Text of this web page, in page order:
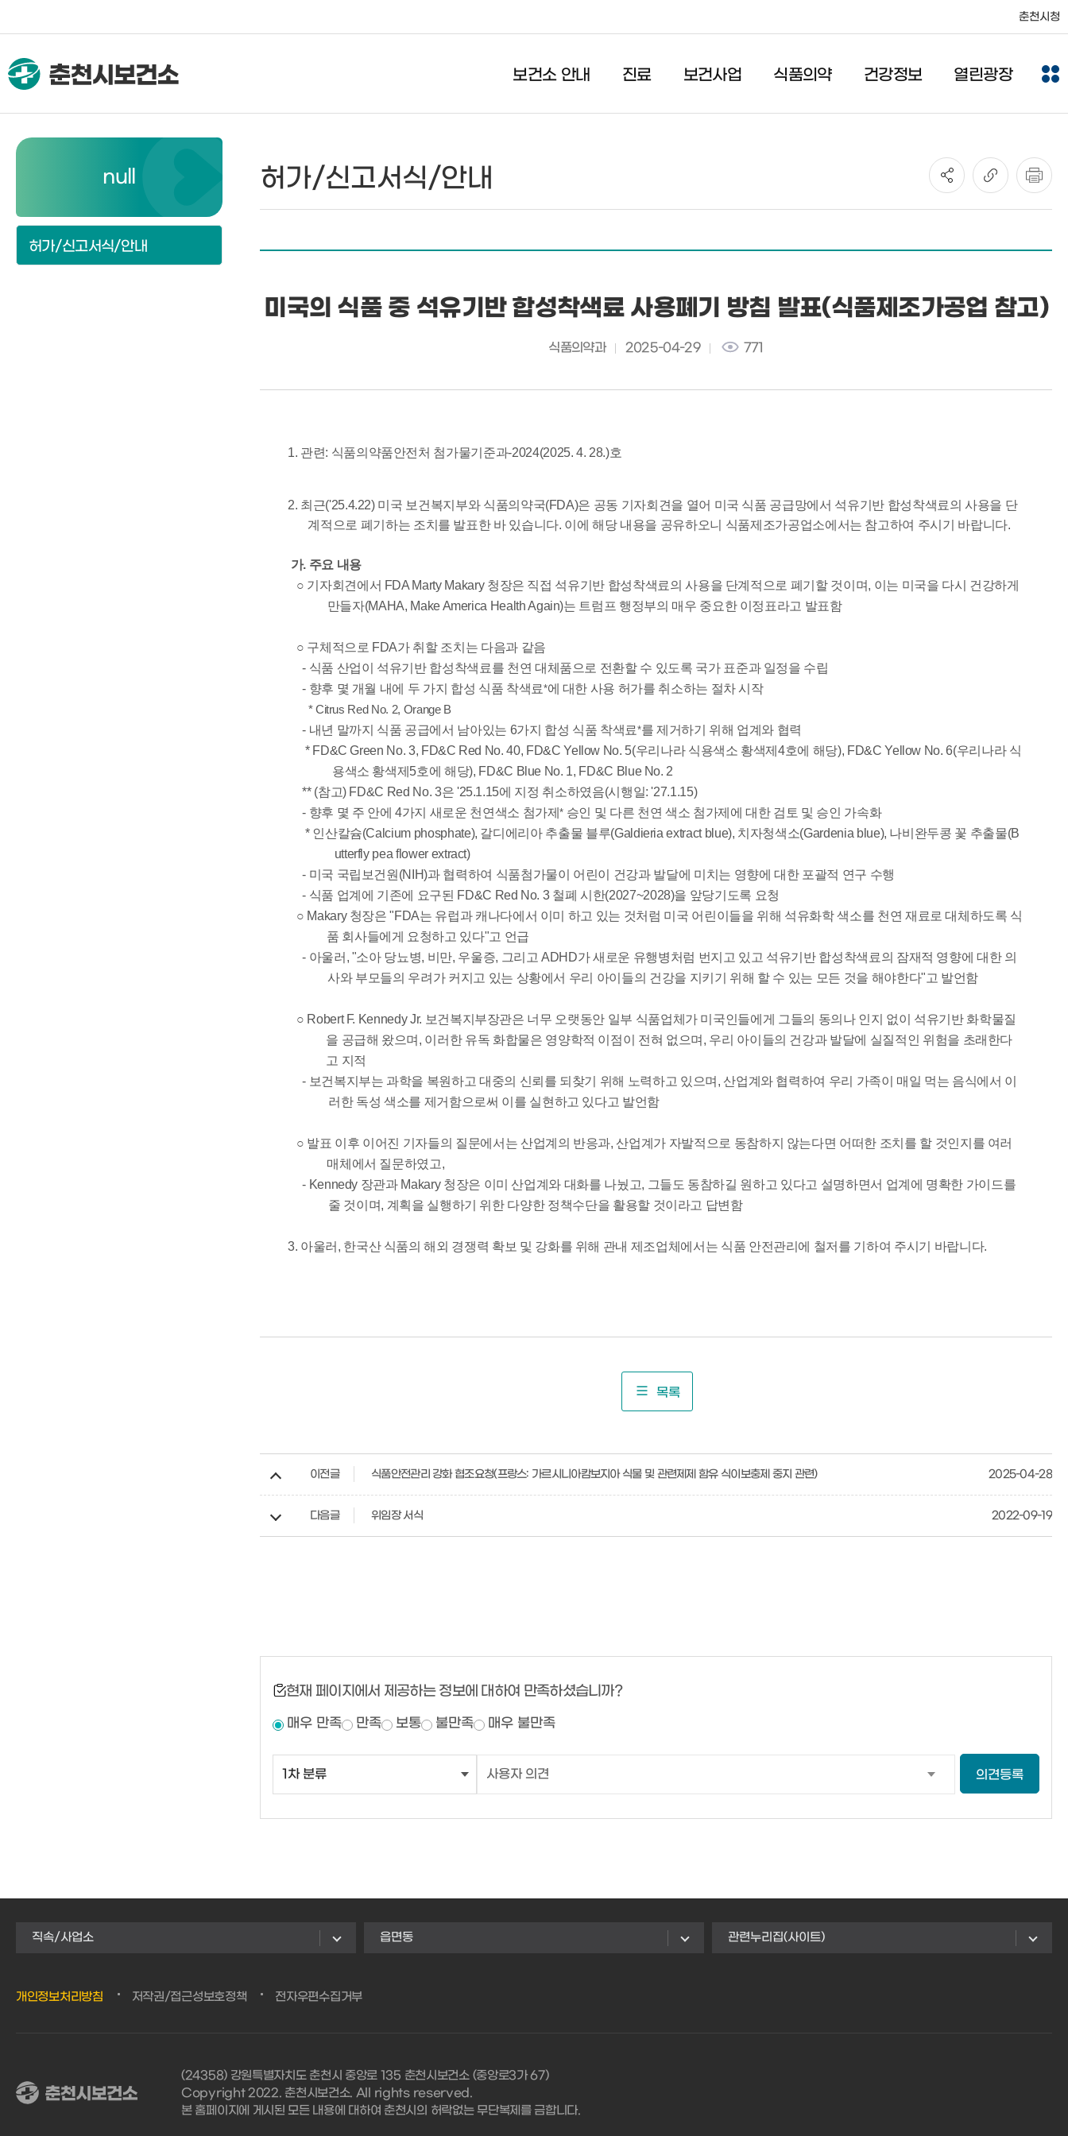
춘천시청
보건소 안내 진료 보건사업 식품의약 건강정보 열린광장
null
허가/신고서식/안내
허가/신고서식/안내
미국의 식품 중 석유기반 합성착색료 사용폐기 방침 발표(식품제조가공업 참고)
식품의약과 2025-04-29 771
1. 관련: 식품의약품안전처 첨가물기준과-2024(2025. 4. 28.)호
2. 최근('25.4.22) 미국 보건복지부와 식품의약국(FDA)은 공동 기자회견을 열어 미국 식품 공급망에서 석유기반 합성착색료의 사용을 단
계적으로 폐기하는 조치를 발표한 바 있습니다. 이에 해당 내용을 공유하오니 식품제조가공업소에서는 참고하여 주시기 바랍니다.
가. 주요 내용
○ 기자회견에서 FDA Marty Makary 청장은 직접 석유기반 합성착색료의 사용을 단계적으로 폐기할 것이며, 이는 미국을 다시 건강하게
만들자(MAHA, Make America Health Again)는 트럼프 행정부의 매우 중요한 이정표라고 발표함
○ 구체적으로 FDA가 취할 조치는 다음과 같음
- 식품 산업이 석유기반 합성착색료를 천연 대체품으로 전환할 수 있도록 국가 표준과 일정을 수립
- 향후 몇 개월 내에 두 가지 합성 식품 착색료*에 대한 사용 허가를 취소하는 절차 시작
* Citrus Red No. 2, Orange B
- 내년 말까지 식품 공급에서 남아있는 6가지 합성 식품 착색료*를 제거하기 위해 업계와 협력
* FD&C Green No. 3, FD&C Red No. 40, FD&C Yellow No. 5(우리나라 식용색소 황색제4호에 해당), FD&C Yellow No. 6(우리나라 식
용색소 황색제5호에 해당), FD&C Blue No. 1, FD&C Blue No. 2
** (참고) FD&C Red No. 3은 '25.1.15에 지정 취소하였음(시행일: '27.1.15)
- 향후 몇 주 안에 4가지 새로운 천연색소 첨가제* 승인 및 다른 천연 색소 첨가제에 대한 검토 및 승인 가속화
* 인산칼슘(Calcium phosphate), 갈디에리아 추출물 블루(Galdieria extract blue), 치자청색소(Gardenia blue), 나비완두콩 꽃 추출물(B
utterfly pea flower extract)
- 미국 국립보건원(NIH)과 협력하여 식품첨가물이 어린이 건강과 발달에 미치는 영향에 대한 포괄적 연구 수행
- 식품 업계에 기존에 요구된 FD&C Red No. 3 철폐 시한(2027~2028)을 앞당기도록 요청
○ Makary 청장은 "FDA는 유럽과 캐나다에서 이미 하고 있는 것처럼 미국 어린이들을 위해 석유화학 색소를 천연 재료로 대체하도록 식
품 회사들에게 요청하고 있다"고 언급
- 아울러, "소아 당뇨병, 비만, 우울증, 그리고 ADHD가 새로운 유행병처럼 번지고 있고 석유기반 합성착색료의 잠재적 영향에 대한 의
사와 부모들의 우려가 커지고 있는 상황에서 우리 아이들의 건강을 지키기 위해 할 수 있는 모든 것을 해야한다"고 발언함
○ Robert F. Kennedy Jr. 보건복지부장관은 너무 오랫동안 일부 식품업체가 미국인들에게 그들의 동의나 인지 없이 석유기반 화학물질
을 공급해 왔으며, 이러한 유독 화합물은 영양학적 이점이 전혀 없으며, 우리 아이들의 건강과 발달에 실질적인 위험을 초래한다
고 지적
- 보건복지부는 과학을 복원하고 대중의 신뢰를 되찾기 위해 노력하고 있으며, 산업계와 협력하여 우리 가족이 매일 먹는 음식에서 이
러한 독성 색소를 제거함으로써 이를 실현하고 있다고 발언함
○ 발표 이후 이어진 기자들의 질문에서는 산업계의 반응과, 산업계가 자발적으로 동참하지 않는다면 어떠한 조치를 할 것인지를 여러
매체에서 질문하였고,
- Kennedy 장관과 Makary 청장은 이미 산업계와 대화를 나눴고, 그들도 동참하길 원하고 있다고 설명하면서 업계에 명확한 가이드를
줄 것이며, 계획을 실행하기 위한 다양한 정책수단을 활용할 것이라고 답변함
3. 아울러, 한국산 식품의 해외 경쟁력 확보 및 강화를 위해 관내 제조업체에서는 식품 안전관리에 철저를 기하여 주시기 바랍니다.
목록
이전글 식품안전관리 강화 협조요청(프랑스: 가르시니아캄보지아 식물 및 관련제제 함유 식이보충제 중지 관련) 2025-04-28
다음글 위임장 서식 2022-09-19
현재 페이지에서 제공하는 정보에 대하여 만족하셨습니까?
매우 만족 만족 보통 불만족 매우 불만족
의견등록
직속/사업소 읍면동 관련누리집(사이트)
개인정보처리방침 저작권/접근성보호정책 전자우편수집거부
(24358) 강원특별자치도 춘천시 중앙로 135 춘천시보건소 (중앙로3가 67)
Copyright 2022. 춘천시보건소. All rights reserved.
본 홈페이지에 게시된 모든 내용에 대하여 춘천시의 허락없는 무단복제를 금합니다.